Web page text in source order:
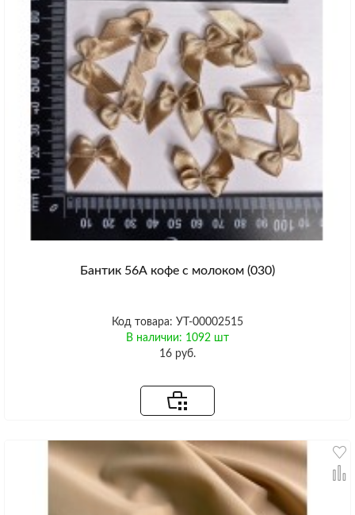
Бантик 56А кофе с молоком (030)
Код товара: УТ-00002515
В наличии: 1092 шт
16 руб.